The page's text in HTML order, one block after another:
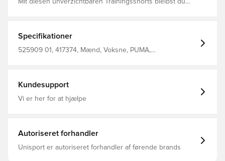
Mit diesen unverzichtbaren Trainingsshorts bleibst du
Taschen für deine Essentials. Fühl die PUMA Vibes bei
jedem Move. Regular Fit French Terry Reguläre Länge
Mittlere Bundhöhe PUMA Branding-Details
Specifikationer
525909 01, 417374, Mænd, Voksne, PUMA,
Kundesupport
Vi er her for at hjælpe
Autoriseret forhandler
Unisport er autoriseret forhandler af førende brands